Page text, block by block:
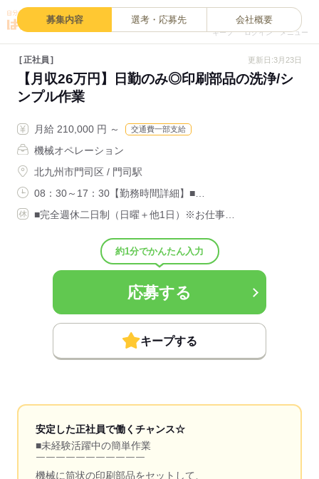
キープ ログイン メニュー
募集内容 選考・応募先 会社概要
正社員 更新日:3月23日
【月収26万円】日勤のみ◎印刷部品の洗浄/シ
ンプル作業
月給 210,000 円 ～ 交通費一部支給
機械オペレーション
北九州市門司区 / 門司駅
08：30～17：30【勤務時間詳細】■…
■完全週休二日制（日曜＋他1日）※お仕事…
約1分でかんたん入力
応募する
キープする
安定した正社員で働くチャンス☆
■未経験活躍中の簡単作業
￣￣￣￣￣￣￣￣￣￣￣
機械に筒状の印刷部品をセットして、